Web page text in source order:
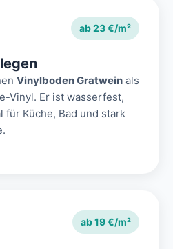
ab 23 €/m²
Vinylboden Gratwein als
Vinyl. Er ist wasserfest,
für Küche, Bad und stark
ab 19 €/m²